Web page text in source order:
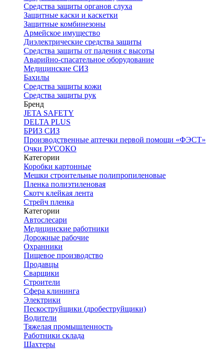
Средства защиты органов слуха
Защитные каски и каскетки
Защитные комбинезоны
Армейское имущество
Диэлектрические средства защиты
Средства защиты от падения с высоты
Аварийно-спасательное оборудование
Медицинские СИЗ
Бахилы
Средства защиты кожи
Средства защиты рук
Бренд
JETA SAFETY
DELTA PLUS
БРИЗ СИЗ
Производственные аптечки первой помощи «ФЭСТ»
Очки РУСОКО
Категории
Коробки картонные
Мешки строительные полипропиленовые
Пленка полиэтиленовая
Скотч клейкая лента
Стрейч пленка
Категории
Автослесари
Медицинские работники
Дорожные рабочие
Охранники
Пищевое производство
Продавцы
Сварщики
Строители
Сфера клининга
Электрики
Пескоструйщики (дробеструйщики)
Водители
Тяжелая промышленность
Работники склада
Шахтеры